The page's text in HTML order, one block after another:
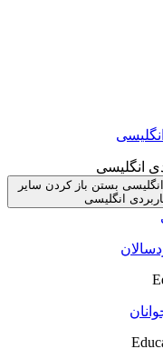
انگلیسی
بستن باز کردن سایر
انگلیسی